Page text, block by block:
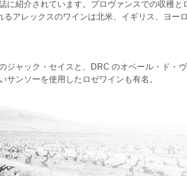
に紹介されています。プロヴァンスでの収穫と
アレックスのワインは北米、イギリス、ヨー
ジャック・セイスと、DRC のオベール・ド・
ンソーを使用したロゼワインも有名。